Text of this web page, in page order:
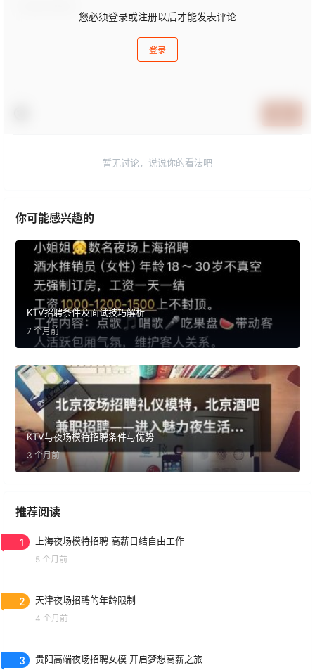
您必须登录或注册以后才能发表评论
登录
暂无讨论，说说你的看法吧
你可能感兴趣的
KTV招聘条件及面试技巧解析
7 个月前
KTV与夜场模特招聘条件与优势
3 个月前
推荐阅读
1 上海夜场模特招聘 高薪日结自由工作
5 个月前
2 天津夜场招聘的年龄限制
4 个月前
3 贵阳高端夜场招聘女模 开启梦想高薪之旅